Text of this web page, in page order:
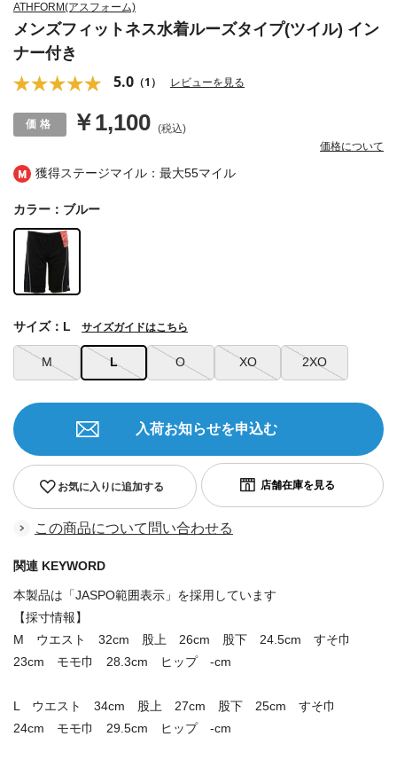
獲得ステージマイル：最大55マイル
ATHFORM(アスフォーム)
メンズフィットネス水着ルーズタイプ(ツイル) イン
ナー付き
5.0 （1） レビューを見る
￥1,100 (税込)
価格について
カラー：ブルー
M L O XO 2XO
サイズ：L サイズガイドはこちら
お気に入りに追加する
入荷お知らせを申込む
この商品について問い合わせる
関連 KEYWORD
本製品は「JASPO範囲表示」を採用しています
【採寸情報】
M ウエスト 32cm 股上 26cm 股下 24.5cm すそ巾
23cm モモ巾 28.3cm ヒップ -cm
L ウエスト 34cm 股上 27cm 股下 25cm すそ巾
24cm モモ巾 29.5cm ヒップ -cm